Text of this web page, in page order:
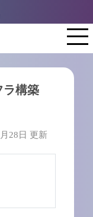
ラ構築
28日 更新